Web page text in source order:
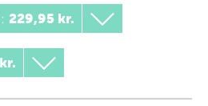
: 229,95 kr.